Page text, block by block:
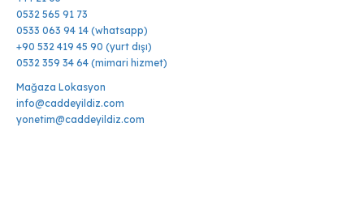
0532 565 91 73
0533 063 94 14 (whatsapp)
+90 532 419 45 90 (yurt dışı)
0532 359 34 64 (mimari hizmet)
Mağaza Lokasyon
info@caddeyildiz.com
yonetim@caddeyildiz.com